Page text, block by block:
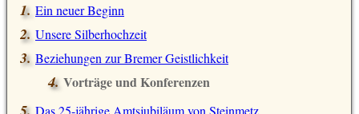
Ein neuer Beginn
Unsere Silberhochzeit
Beziehungen zur Bremer Geistlichkeit
Vorträge und Konferenzen
Das 25-jährige Amtsjubiläum von Steinmetz